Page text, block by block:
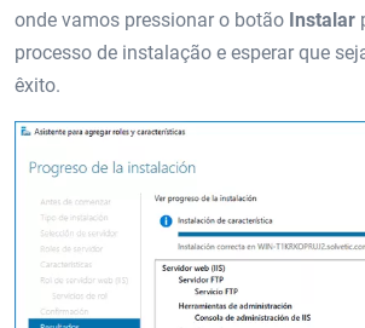
onde vamos pressionar o botão Instalar
processo de instalação e esperar que
êxito.